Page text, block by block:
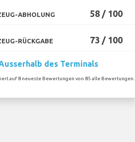
ABHOLUNG 58 / 100
RÜCKGABE 73 / 100
des Terminals
auf 8 neueste Bewertungen von 85 alle Bewertungen.